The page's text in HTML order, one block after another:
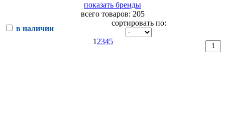
показать бренды
всего товаров: 205
в наличии
сортировать по:
1 2345